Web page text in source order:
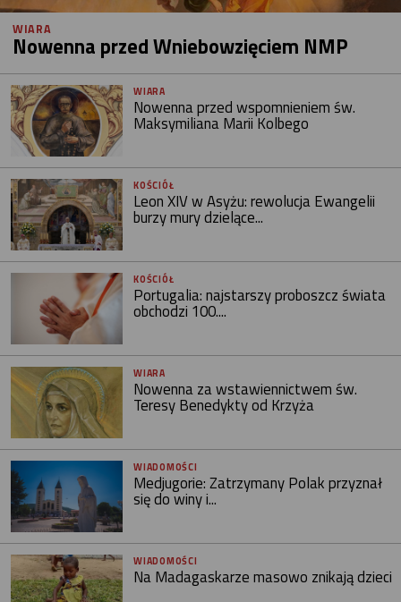
WIARA
Nowenna przed Wniebowzięciem NMP
WIARA
Nowenna przed wspomnieniem św.
Maksymiliana Marii Kolbego
KOŚCIÓŁ
Leon XIV w Asyżu: rewolucja Ewangelii
burzy mury dzielące...
KOŚCIÓŁ
Portugalia: najstarszy proboszcz świata
obchodzi 100....
WIARA
Nowenna za wstawiennictwem św.
Teresy Benedykty od Krzyża
WIADOMOŚCI
Medjugorie: Zatrzymany Polak przyznał
się do winy i...
WIADOMOŚCI
Na Madagaskarze masowo znikają dzieci